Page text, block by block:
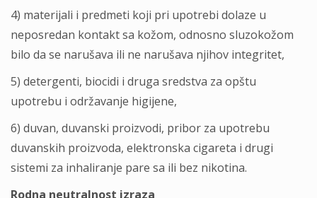
4) materijali i predmeti koji pri upotrebi dolaze u
neposredan kontakt sa kožom, odnosno sluzokožom
bilo da se narušava ili ne narušava njihov integritet,
5) detergenti, biocidi i druga sredstva za opštu
upotrebu i održavanje higijene,
6) duvan, duvanski proizvodi, pribor za upotrebu
duvanskih proizvoda, elektronska cigareta i drugi
sistemi za inhaliranje pare sa ili bez nikotina.
Rodna neutralnost izraza